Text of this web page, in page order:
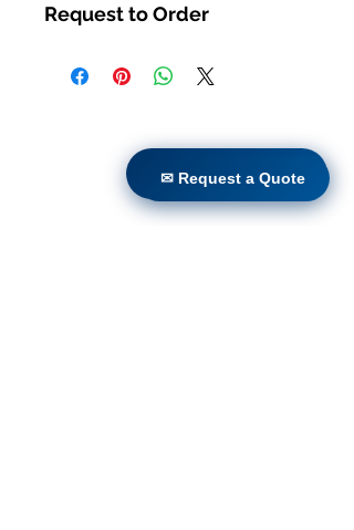
Request to Order
Retrofit diretto
✉ Request a Quote
✉ Request a Quote